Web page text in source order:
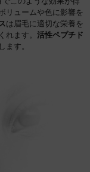
リュームや色に影響を
は眉毛に適切な栄養を
ます。 活性ペプチド
ます。